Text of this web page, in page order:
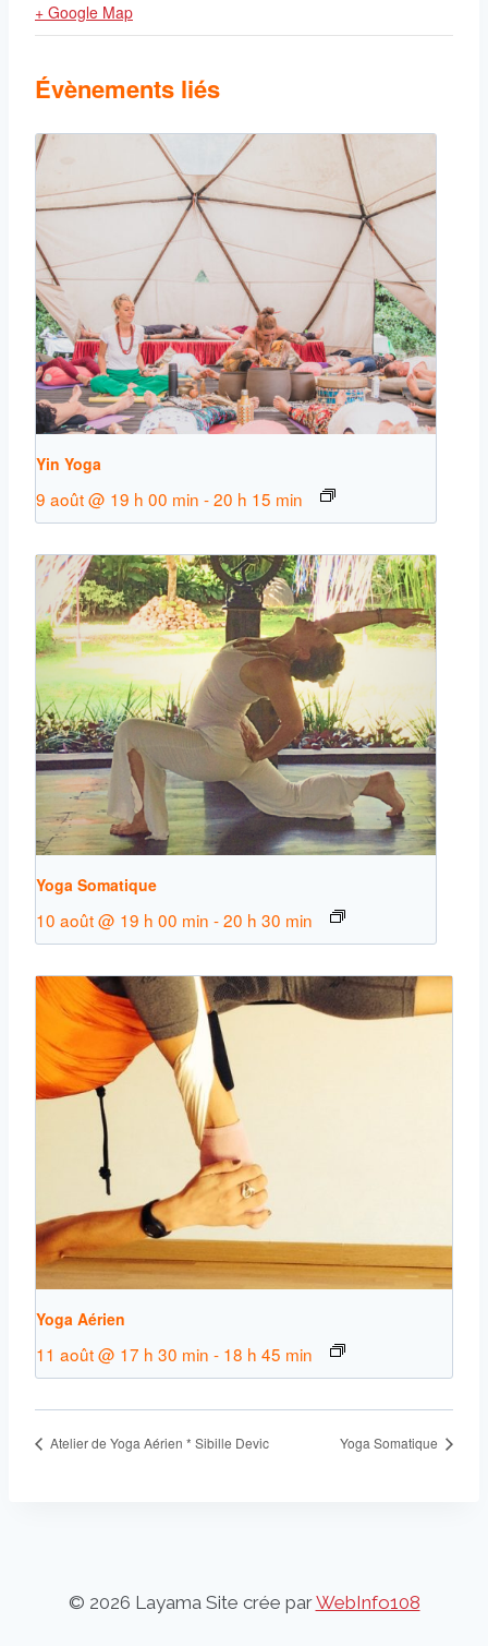
+ Google Map
Évènements liés
Yin Yoga
9 août @ 19 h 00 min -20 h 15 min
Yoga Somatique
10 août @ 19 h 00 min -20 h 30 min
Yoga Aérien
11 août @ 17 h 30 min - 18 h 45 min
Atelier de Yoga Aérien * Sibille Devic Yoga Somatique
© 2026 Layama Site crée parWebInfo108